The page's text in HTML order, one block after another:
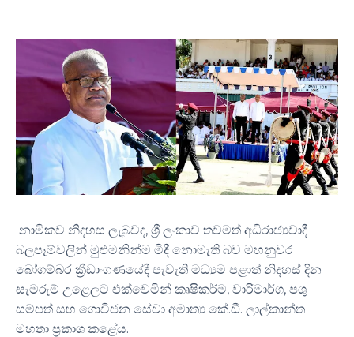
නාමිකව නිදහස ලැබුවද, ශ්‍රී ලංකාව තවමත් අධිරාජ්‍යවාදී
බලපෑම්වලින් මුළුමනින්ම මිදී නොමැති බව මහනුවර
බෝගම්බර ක්‍රීඩාංගණයේදී පැවැති මධ්‍යම පළාත් නිදහස් දින
සැමරුම් උළෙලට එක්වෙමින් කෘෂිකර්ම, වාරිමාර්ග, පශු
සම්පත් සහ ගොවිජන සේවා අමාත්‍ය කේ.ඩී. ලාල්කාන්ත
මහතා ප්‍රකාශ කළේය.